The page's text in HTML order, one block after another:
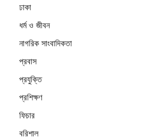
ঢাকা
ধর্ম ও জীবন
নাগরিক সাংবাদিকতা
প্রবাস
প্রযুক্তি
প্রশিক্ষণ
ফিচার
বরিশাল